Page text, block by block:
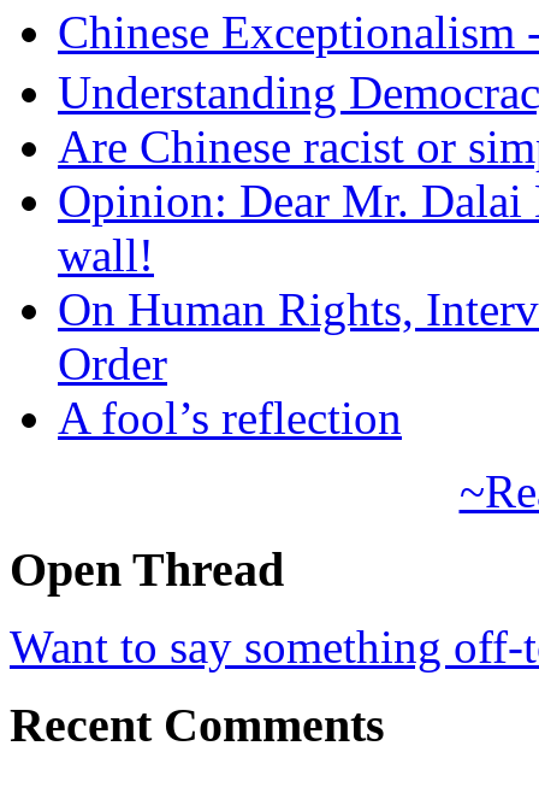
Chinese
Understanding
Are Chinese racist or
Opinion: Dear Mr.
wall!
On Human Rights,
Order
A fool’s reflection
Open Thread
Want to say something
Recent Comments